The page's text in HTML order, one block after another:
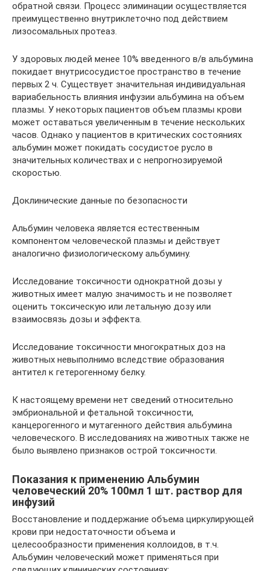
обратной связи. Процесс элиминации осуществляется
преимущественно внутриклеточно под действием
лизосомальных протеаз.
У здоровых людей менее 10% введенного в/в альбумина
покидает внутрисосудистое пространство в течение
первых 2 ч. Существует значительная индивидуальная
вариабельность влияния инфузии альбумина на объем
плазмы. У некоторых пациентов объем плазмы крови
может оставаться увеличенным в течение нескольких
часов. Однако у пациентов в критических состояниях
альбумин может покидать сосудистое русло в
значительных количествах и с непрогнозируемой
скоростью.
Доклинические данные по безопасности
Альбумин человека является естественным
компонентом человеческой плазмы и действует
аналогично физиологическому альбумину.
Исследование токсичности однократной дозы у
животных имеет малую значимость и не позволяет
оценить токсическую или летальную дозу или
взаимосвязь дозы и эффекта.
Исследование токсичности многократных доз на
животных невыполнимо вследствие образования
антител к гетерогенному белку.
К настоящему времени нет сведений относительно
эмбриональной и фетальной токсичности,
канцерогенного и мутагенного действия альбумина
человеческого. В исследованиях на животных также не
было выявлено признаков острой токсичности.
Показания к применению Альбумин
человеческий 20% 100мл 1 шт. раствор для
инфузий
Восстановление и поддержание объема циркулирующей
крови при недостаточности объема и
целесообразности применения коллоидов, в т.ч.
Альбумин человеческий может применяться при